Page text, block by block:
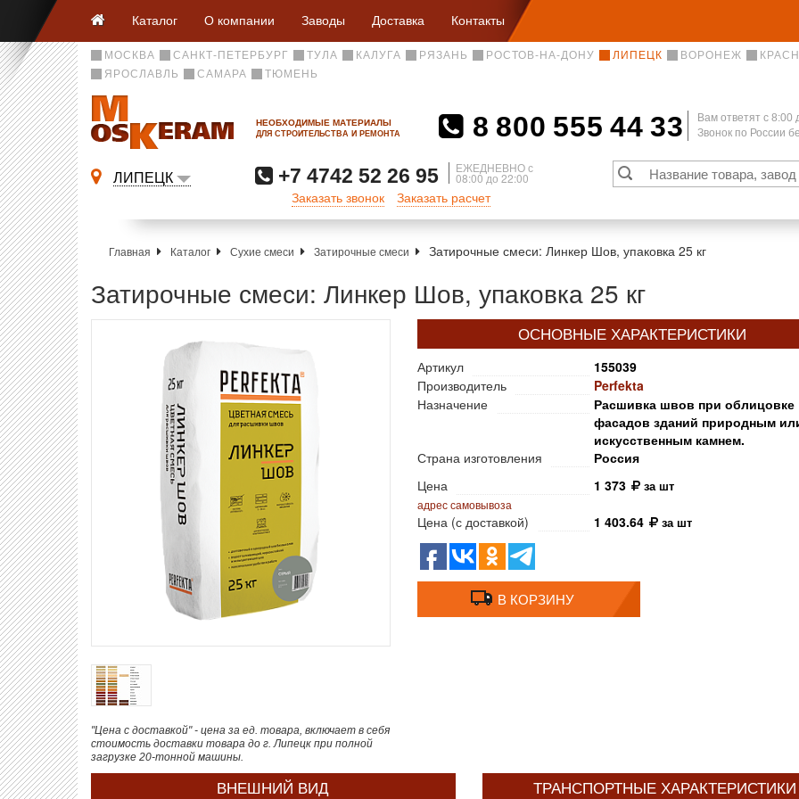
Каталог О компании Заводы Доставка Контакты
МОСКВА САНКТ-ПЕТЕРБУРГ ТУЛА КАЛУГА РЯЗАНЬ РОСТОВ-НА-ДОНУ ЛИПЕЦК ВОРОНЕЖ
ЯРОСЛАВЛЬ
САМАРА ТЮМЕНЬ
НЕОБХОДИМЫЕ МАТЕРИАЛЫ
ДЛЯ СТРОИТЕЛЬСТВА И РЕМОНТА 8 800 555 44 33
Вам ответят c 8:00
Звонок по России
ЛИПЕЦК +7 4742 52 26 95 ЕЖЕДНЕВНО с
08:00 до 22:00
Заказать звонок Заказать расчет
Главная Каталог Сухие смеси Затирочные смеси Затирочные смеси: Линкер Шов, упаковка 25 кг
Затирочные смеси: Линкер Шов, упаковка 25 кг
"Цена с доставкой" - цена за ед. товара, включает в себя
стоимость доставки товара до г. Липецк при полной
загрузке 20-тонной машины.
ОСНОВНЫЕ ХАРАКТЕРИСТИКИ
Артикул
155039
Производитель
Perfekta
Назначение
Расшивка швов при облицовке
фасадов зданий природным
искусственным камнем.
Страна изготовления
Россия
Цена
1 373 за шт
адрес самовывоза
Цена (с доставкой) 1 403.64 за шт
В КОРЗИНУ
ВНЕШНИЙ ВИД ТРАНСПОРТНЫЕ ХАРАКТЕРИСТИКИ